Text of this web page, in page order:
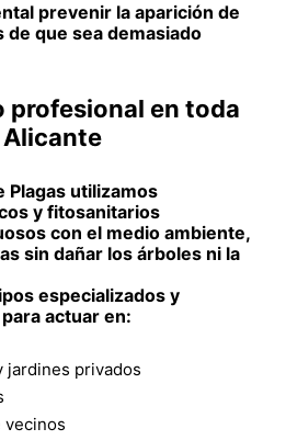
prevenir la aparición de
de que sea demasiado
profesional en toda
Plagas utilizamos
y fitosanitarios
con el medio ambiente,
sin dañar los árboles ni la
especializados y
actuar en:
jardines privados
vecinos